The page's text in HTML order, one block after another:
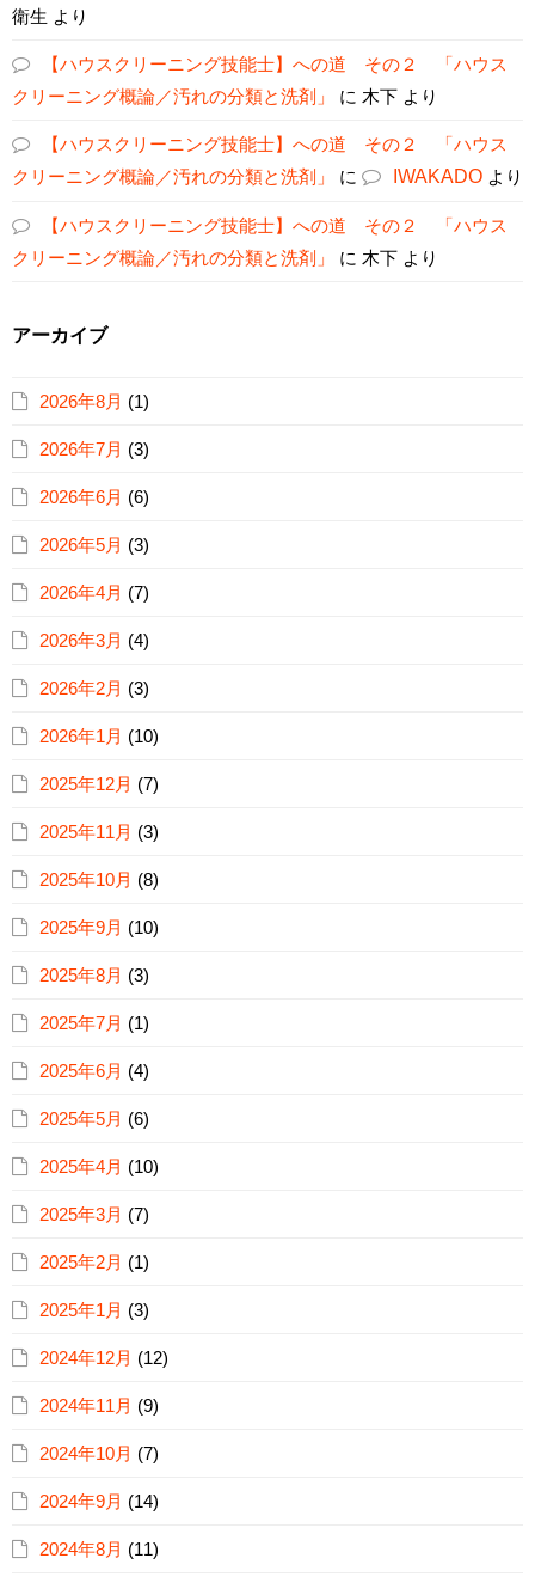
衛生 より
【ハウスクリーニング技能士】への道 その２ 「ハウス
クリーニング概論／汚れの分類と洗剤」
に 木下 より
【ハウスクリーニング技能士】への道 その２ 「ハウス
クリーニング概論／汚れの分類と洗剤」
に IWAKADO より
【ハウスクリーニング技能士】への道 その２ 「ハウス
クリーニング概論／汚れの分類と洗剤」
に 木下 より
アーカイブ
2026年8月 (1)
2026年7月 (3)
2026年6月 (6)
2026年5月 (3)
2026年4月 (7)
2026年3月 (4)
2026年2月 (3)
2026年1月 (10)
2025年12月 (7)
2025年11月 (3)
2025年10月 (8)
2025年9月 (10)
2025年8月 (3)
2025年7月 (1)
2025年6月 (4)
2025年5月 (6)
2025年4月 (10)
2025年3月 (7)
2025年2月 (1)
2025年1月 (3)
2024年12月 (12)
2024年11月 (9)
2024年10月 (7)
2024年9月 (14)
2024年8月 (11)